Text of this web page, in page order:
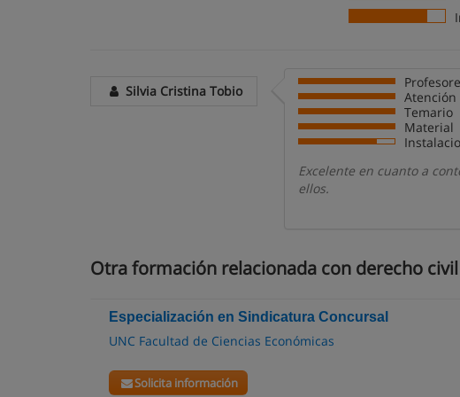
Silvia Cristina Tobio
Temario
Material
Excelente en cuanto a
ellos.
Otra formación relacionada con derecho civil
Especialización en Sindicatura Concursal
UNC Facultad de Ciencias Económicas
Solicita información